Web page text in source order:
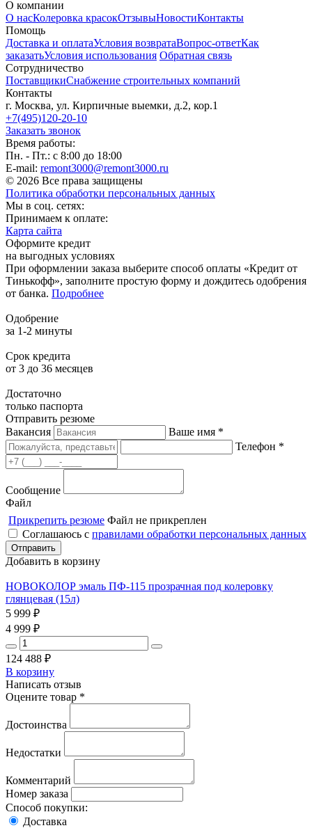
О компании
О насКолеровка красокОтзывыНовостиКонтакты
Помощь
Доставка и оплатаУсловия возвратаВопрос-ответКак
заказатьУсловия использования Обратная связь
Сотрудничество
ПоставщикиСнабжение строительных компаний
Контакты
г. Москва, ул. Кирпичные выемки, д.2, кор.1
+7(495)120-20-10
Заказать звонок
Время работы:
Пн. - Пт.: с 8:00 до 18:00
E-mail: remont3000@remont3000.ru
© 2026 Все права защищены
Политика обработки персональных данных
Мы в соц. сетях:
Принимаем к оплате:
Карта сайта
Оформите кредит
на выгодных условиях
При оформлении заказа выберите способ оплаты «Кредит от
Тинькофф», заполните простую форму и дождитесь одобрения
от банка. Подробнее
Одобрение
за 1-2 минуты
Срок кредита
от 3 до 36 месяцев
Достаточно
только паспорта
Отправить резюме
Вакансия
Ваше имя *
Телефон *
Сообщение
Файл
Прикрепить резюме Файл не прикреплен
Соглашаюсь с правилами обработки персональных данных
Добавить в корзину
НОВОКОЛОР эмаль ПФ-115 прозрачная под колеровку
глянцевая (15л)
5 999 ₽
4 999 ₽
124 488 ₽
В корзину
Написать отзыв
Оцените товар *
Достоинства
Недостатки
Комментарий
Номер заказа
Способ покупки:
Доставка